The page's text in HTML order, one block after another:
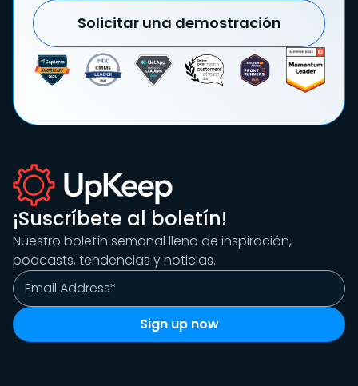
Solicitar una demostración
¡Suscríbete al boletín!
Nuestro boletín semanal lleno de inspiración,
podcasts, tendencias y noticias.